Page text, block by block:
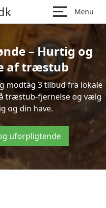
Menu
– Hurtig og
af træstub
modtag 3 tilbud fra lokale
træstub-fjernelse og vælg
og din have.
uforpligtende